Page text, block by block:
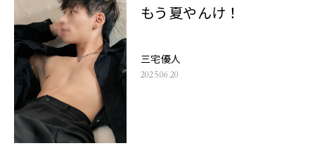
もう夏やんけ！
三宅優人
2025.06.20